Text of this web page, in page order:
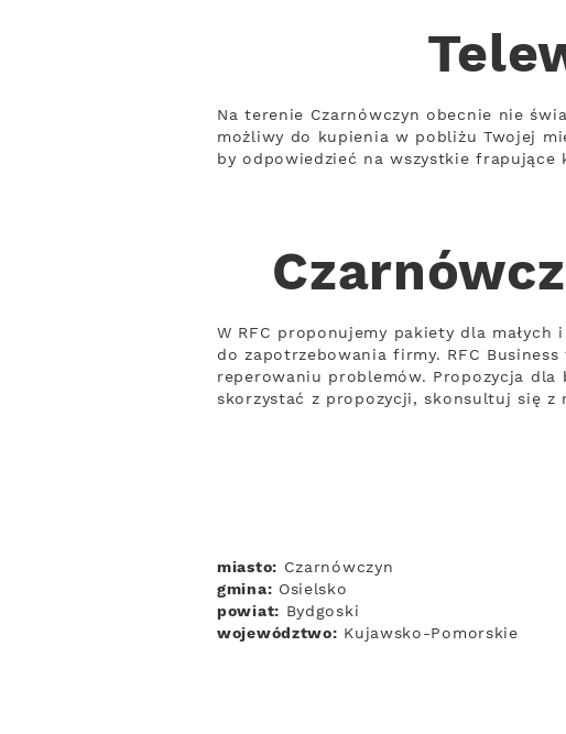
Na terenie Czarnówczyn obecnie nie
możliwy do kupienia w pobliżu Twojej
by odpowiedzieć na wszystkie frapujące
W RFC proponujemy pakiety dla
do zapotrzebowania firmy. RFC
reperowaniu problemów. Propozycja dla
skorzystać z propozycji, skonsultuj się
miasto: Czarnówczyn
gmina: Osielsko
powiat: Bydgoski
województwo: Kujawsko-Pomorskie